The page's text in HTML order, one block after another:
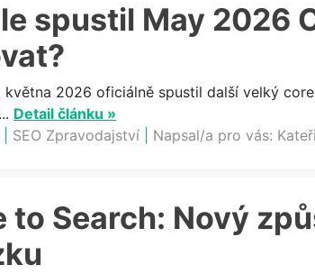
spustil May 2026
května 2026 oficiálně spustil další velký
Detail článku »
SEO Zpravodajství Napsal/a pro vás:
to Search: Nový